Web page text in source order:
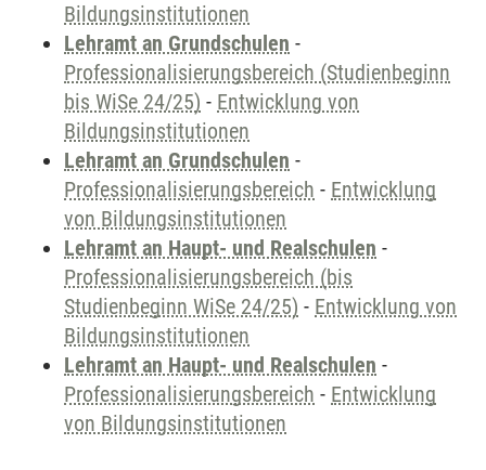
Bildungsinstitutionen
Lehramt an Grundschulen -
Professionalisierungsbereich (Studienbeginn
bis WiSe 24/25) - Entwicklung von
Bildungsinstitutionen
Lehramt an Grundschulen -
Professionalisierungsbereich - Entwicklung
von Bildungsinstitutionen
Lehramt an Haupt- und Realschulen -
Professionalisierungsbereich (bis
Studienbeginn WiSe 24/25) - Entwicklung von
Bildungsinstitutionen
Lehramt an Haupt- und Realschulen -
Professionalisierungsbereich - Entwicklung
von Bildungsinstitutionen